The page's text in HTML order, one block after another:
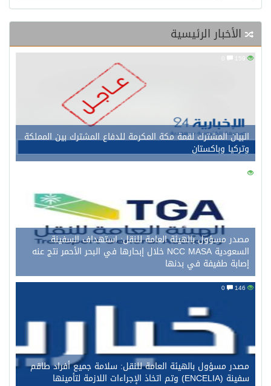
الأخبار الرئيسية
البيان المشترك لقمة مكة المكرمة للدفاع المشترك بين المملكة
وتركيا وباكستان
156
مصدر مسؤول بالهيئة العامة للنقل: استهداف السفينة
السعودية NCC MASA خلال إبحارها في البحر الأحمر نتج عنه
إصابة طفيفة في بدنها
مصدر مسؤول بالهيئة العامة للنقل: سلامة جميع أفراد طاقم
سفينة (ENCELIA) وتم اتخاذ الإجراءات اللازمة لتأمينها